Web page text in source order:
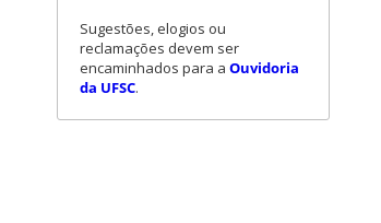
Sugestões, elogios ou
reclamações devem ser
encaminhados para a Ouvidoria
da UFSC.